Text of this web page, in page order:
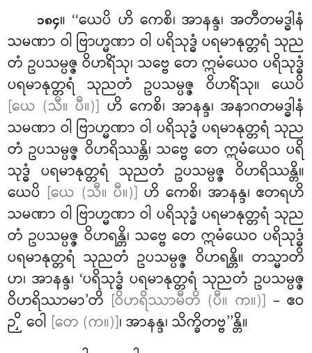
၁၈၄။ ‘‘ယေပိ ဟိ ကေစိ၊ အာနန္ဒ၊ အတီတမဒ္ဓါနံ
သမဏာ ဝါ ဗြာဟ္မဏာ ဝါ ပရိသုဒ္ဓံ ပရမာနုတ္တရံ သုည
တံ ဥပသမ္ပဇ္ဇ ဝိဟရိံသု၊ သဗ္ဗေ တေ ဣမံယေဝ ပရိသုဒ္ဓံ
ပရမာနုတ္တရံ သုညတံ ဥပသမ္ပဇ္ဇ ဝိဟရိံသု။ ယေပိ
[ယေ (သီ။ ပီ။)] ဟိ ကေစိ၊ အာနန္ဒ၊ အနာဂတမဒ္ဓါနံ
သမဏာ ဝါ ဗြာဟ္မဏာ ဝါ ပရိသုဒ္ဓံ ပရမာနုတ္တရံ သုည
တံ ဥပသမ္ပဇ္ဇ ဝိဟရိဿန္တိ၊ သဗ္ဗေ တေ ဣမံယေဝ ပရိ
သုဒ္ဓံ ပရမာနုတ္တရံ သုညတံ ဥပသမ္ပဇ္ဇ ဝိဟရိဿန္တိ။
ယေပိ [ယေ (သီ။ ပီ။)] ဟိ ကေစိ၊ အာနန္ဒ၊ ဧတရဟိ
သမဏာ ဝါ ဗြာဟ္မဏာ ဝါ ပရိသုဒ္ဓံ ပရမာနုတ္တရံ သုည
တံ ဥပသမ္ပဇ္ဇ ဝိဟရန္တိ၊ သဗ္ဗေ တေ ဣမံယေဝ ပရိသုဒ္ဓံ
ပရမာနုတ္တရံ သုညတံ ဥပသမ္ပဇ္ဇ ဝိဟရန္တိ။ တသ္မာတိ
ဟ၊ အာနန္ဒ၊ ‘ပရိသုဒ္ဓံ ပရမာနုတ္တရံ သုညတံ ဥပသမ္ပဇ္ဇ
ဝိဟရိဿာမာ’တိ [ဝိဟရိဿာမီတိ (ပီ။ က။)] – ဧဝ
ဉှိ ဝေါ [တေ (က။)]၊ အာနန္ဒ၊ သိက္ခိတဗ္ဗ’’န္တိ။